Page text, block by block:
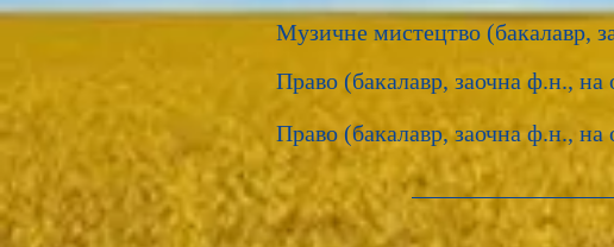
​Музичне мистецтво (бакалавр,
Право (бакалавр, заочна ф.н., на
Право (бакалавр, заочна ф.н., на